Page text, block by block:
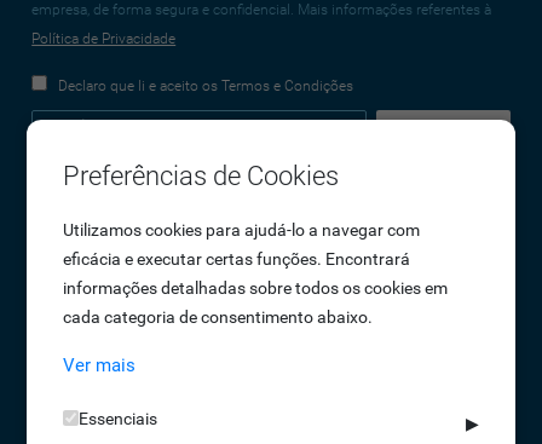
empresa, de forma segura e confidencial. Mais informações referentes à
Política de Privacidade
Declaro que li e aceito os Termos e Condições
Empresa
Sobre Nós
Oportunidades de Emprego
Termos e Condições
Política de Privacidade
Preferências de Cookies
Utilizamos cookies para ajudá-lo a navegar com
eficácia e executar certas funções. Encontrará
informações detalhadas sobre todos os cookies em
cada categoria de consentimento abaixo.
Ver mais
Essenciais ▶